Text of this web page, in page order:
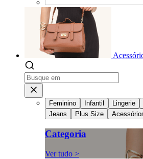
Feminino Infantil Lingerie
Jeans
Plus Size
Categoria
Ver tudo >